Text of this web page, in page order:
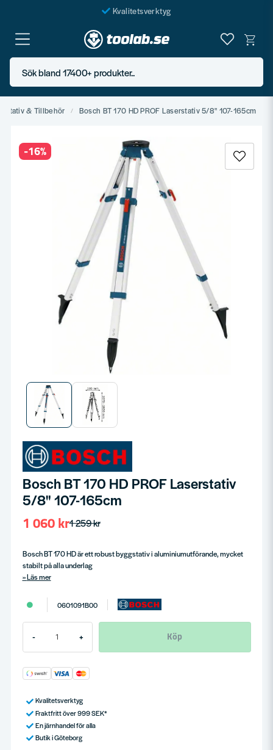
Kvalitetsverktyg
Fraktfritt över 999 SEK*
En järnhandel för alla
Butik i Göteborg
Sök bland 17400+ produkter..
& Tillbehör Bosch BT 170 HD PROF Laserstativ 5/8" 107-165cm
-16%
Bosch BT 170 HD PROF Laserstativ
5/8" 107-165cm
1 259 kr
1 060 kr
Bosch BT 170 HD är ett robust byggstativ i aluminiumutförande, mycket
stabilt på alla underlag
Läs mer
0601091B00
- + Köp
Kvalitetsverktyg
Fraktfritt över 999 SEK*
En järnhandel för alla
Butik i Göteborg